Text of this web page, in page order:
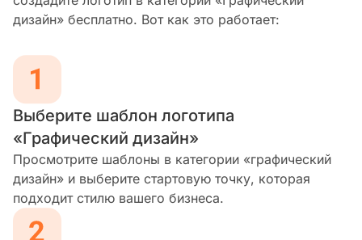
дизайн» бесплатно. Вот как это работает:
Выберите шаблон логотипа
«Графический дизайн»
Просмотрите шаблоны в категории «графический
дизайн» и выберите стартовую точку, которая
подходит стилю вашего бизнеса.